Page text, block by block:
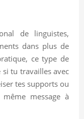
de linguistes,
dans plus de
ce type de
tu travailles avec
tes supports ou
message à